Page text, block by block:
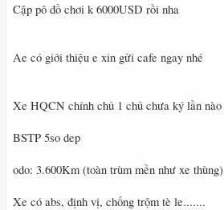
Cặp pô đồ chơi k 6000USD rồi nha
Ae có giới thiệu e xin gửi cafe ngay nhé
Xe HQCN chính chủ 1 chủ chưa ký lần nào
BSTP 5so dep
odo: 3.600Km (toàn trùm mền như xe thùng)
Xe có abs, định vị, chống trộm tè le.......